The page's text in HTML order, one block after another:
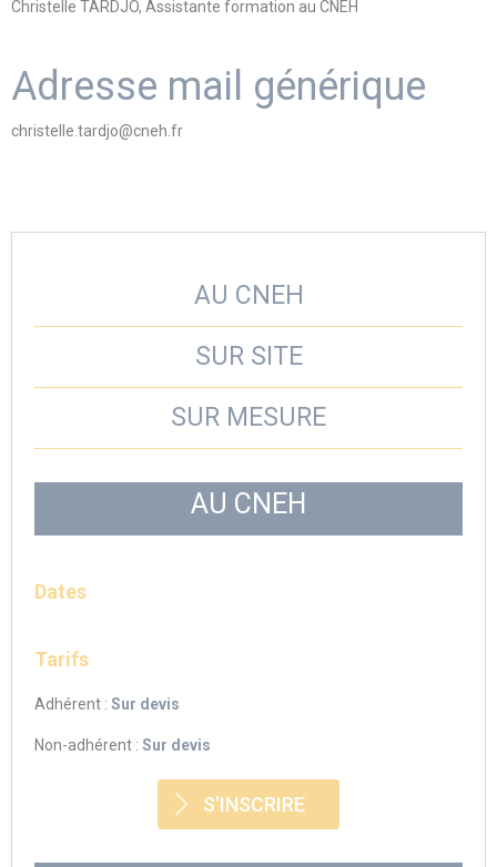
Christelle TARDJO, Assistante formation au CNEH
Adresse mail générique
christelle.tardjo@cneh.fr
AU CNEH
SUR SITE
SUR MESURE
AU CNEH
Dates
Tarifs
Adhérent : Sur devis
Non-adhérent : Sur devis
S'INSCRIRE